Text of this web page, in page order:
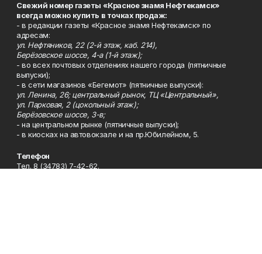
Свежий номер газеты «Красное знамя Нефтекамск»
всегда можно купить в точках продаж:
- в редакции газеты «Красное знамя Нефтекамск» по
адресам:
ул. Нефтяников, 22 (2-й этаж, каб. 214),
Берёзовское шоссе, 4-а (1-й этаж);
- во всех почтовых отделениях нашего города (пятничные
выпуски);
- в сети магазинов «Бегемот» (пятничные выпуски):
ул. Ленина, 26; центральный рынок, ТЦ «Центральный»,
ул. Парковая, 2 (цокольный этаж);
Берёзовское шоссе, 3-в;
- на центральном рынке (пятничные выпуски);
- в киосках на автовокзале и на пр.Юбилейном, 5.
Телефон
Тел. 8 (34783) 7-42-62.